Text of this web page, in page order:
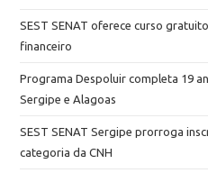
SEST SENAT oferece curso
financeiro
Programa Despoluir completa 19
Sergipe e Alagoas
SEST SENAT Sergipe prorroga
categoria da CNH